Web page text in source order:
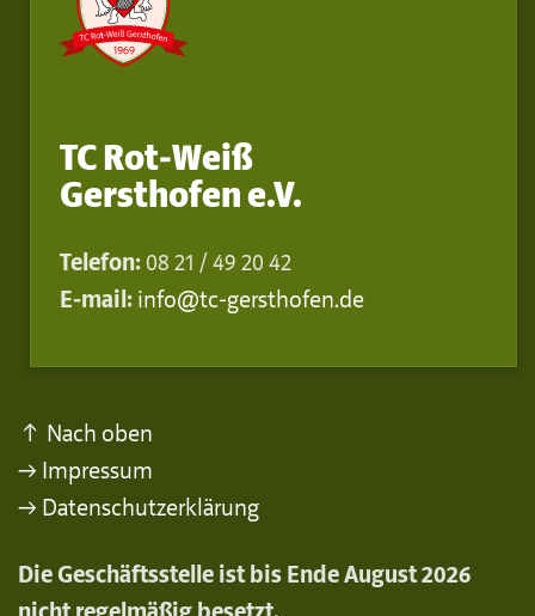
TC Rot-Weiß
Gersthofen e.V.
Telefon: 08 21 / 49 20 42
E-mail: info@tc-gersthofen.de
↑ Nach oben
→ Impressum
→ Datenschutzerklärung
Die Geschäftsstelle ist bis Ende August 2026